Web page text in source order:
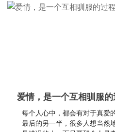
爱情，是一个互相驯服
每个人心中，都会有对于真爱
最后的另一半，很多人想当然